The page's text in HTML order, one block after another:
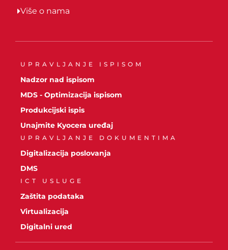
Više o nama
UPRAVLJANJE ISPISOM
Nadzor nad ispisom
MDS - Optimizacija ispisom
Produkcijski ispis
Unajmite Kyocera uređaj
UPRAVLJANJE DOKUMENTIMA
Digitalizacija poslovanja
DMS
ICT USLUGE
Zaštita podataka
Virtualizacija
Digitalni ured